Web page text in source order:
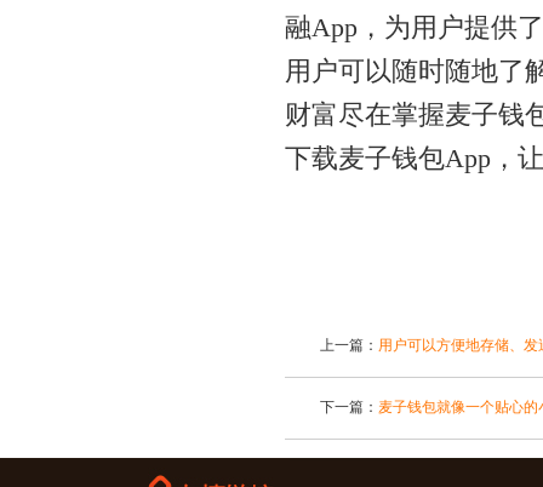
融App，为用户提供
用户可以随时随地了
财富尽在掌握麦子钱
下载麦子钱包App，
上一篇： 用户可以方便地存储、
下一篇： 麦子钱包就像一个贴心